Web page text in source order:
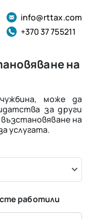
info@rttax.com
+370 37 755211
на
може да
за други
на
услугата.
работили